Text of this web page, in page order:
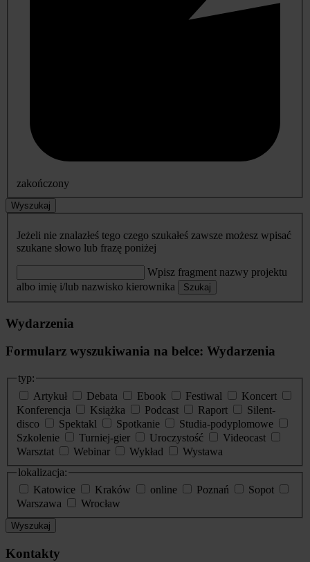
zakończony
Wyszukaj
Jeżeli nie znalazłeś tego czego szukałeś zawsze możesz wpisać
szukane słowo lub frazę poniżej
Wpisz fragment nazwy projektu
albo imię i/lub nazwisko kierownika
Szukaj
Wydarzenia
Formularz wyszukiwania na belce: Wydarzenia
typ:
Artykuł
Debata Ebook Festiwal
Koncert
Konferencja
Książka Podcast Raport
Silent-
disco
Spektakl Spotkanie
Studia-podyplomowe
Szkolenie
Turniej-gier Uroczystość
Videocast
Warsztat
Webinar Wykład
Wystawa
lokalizacja:
Katowice
Kraków online Poznań
Sopot
Warszawa
Wrocław
Wyszukaj
Kontakty